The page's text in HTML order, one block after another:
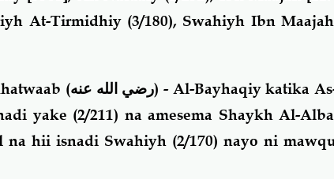
At-Tirmidhiy (3/180), Swahiyh Ibn
(رضي الله عنه) -Al-Bayhaqiy katika
yake (2/211) na amesema Shaykh Al-
hii isnadi Swahiyh (2/170) nayo ni